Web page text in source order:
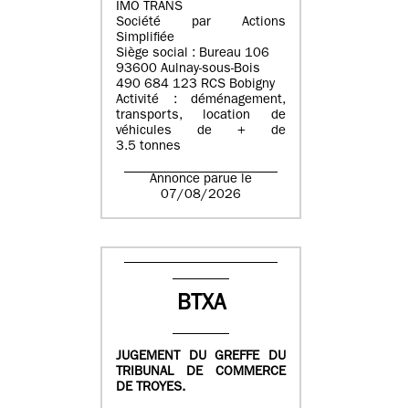
IMO TRANS
Société par Actions
Simplifiée
Siège social : Bureau 106
93600 Aulnay-sous-Bois
490 684 123 RCS Bobigny
Activité : déménagement,
transports, location de
véhicules de + de
3.5 tonnes
Annonce parue le
07/08/2026
BTXA
JUGEMENT DU GREFFE DU
TRIBUNAL DE COMMERCE
DE TROYES.